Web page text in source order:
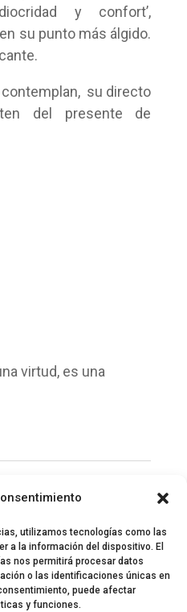
utilizamos tecnologías como las
a la información del dispositivo. El
nos permitirá procesar datos
o las identificaciones únicas en
puede afectar
y funciones.
y confort’,
su punto más álgido.
contemplan, su directo
del presente de
virtud, es una